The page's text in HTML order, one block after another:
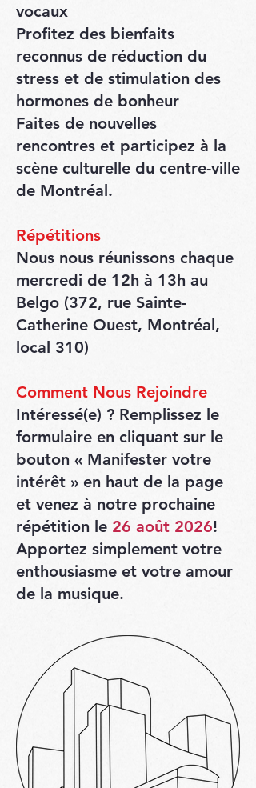
vocaux
Profitez des bienfaits
reconnus de réduction du
stress et de stimulation des
hormones de bonheur
Faites de nouvelles
rencontres et participez à la
scène culturelle du centre-ville
de Montréal.
Répétitions
Nous nous réunissons chaque
mercredi de 12h à 13h au
Belgo (372, rue Sainte-
Catherine Ouest, Montréal,
local 310)
Comment Nous Rejoindre
Intéressé(e) ? Remplissez le
formulaire en cliquant sur le
bouton « Manifester votre
intérêt » en haut de la page
et venez à notre prochaine
répétition le 26 août 2026!
Apportez simplement votre
enthousiasme et votre amour
de la musique.